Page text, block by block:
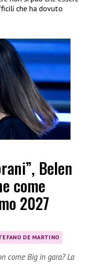
che ha dovuto
Belen
come
2027
DE MARTINO
come Big in gara? La